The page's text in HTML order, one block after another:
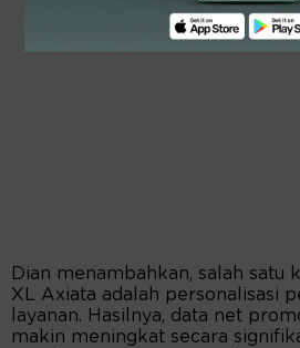
Dian menambahkan, salah satu
XL Axiata adalah personalisasi
layanan. Hasilnya, data net
makin meningkat secara